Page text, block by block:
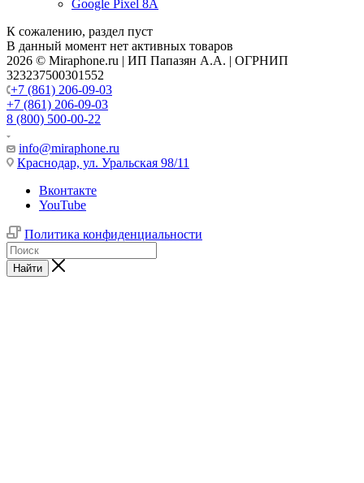
Google Pixel 8A
К сожалению, раздел пуст
В данный момент нет активных товаров
2026 © Miraphone.ru | ИП Папазян А.А. | ОГРНИП
323237500301552
+7 (861) 206-09-03
+7 (861) 206-09-03
8 (800) 500-00-22
info@miraphone.ru
Краснодар, ул. Уральская 98/11
Вконтакте
YouTube
Политика конфиденциальности
Найти